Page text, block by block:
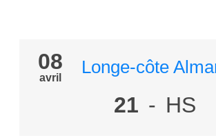
08
avril
Longe-côte
21 - HS